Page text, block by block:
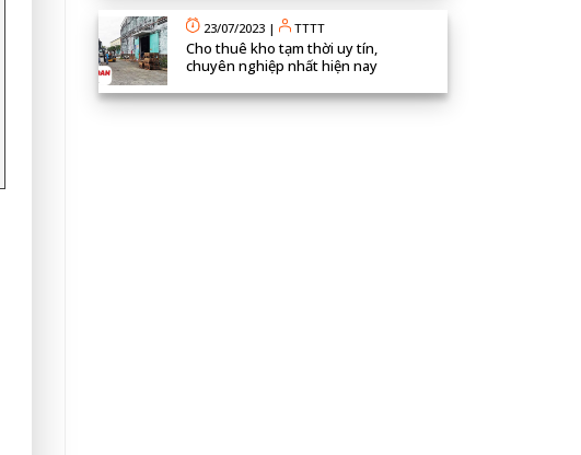
23/07/2023 | TTTT
Cho thuê kho tạm thời uy tín,
chuyên nghiệp nhất hiện nay